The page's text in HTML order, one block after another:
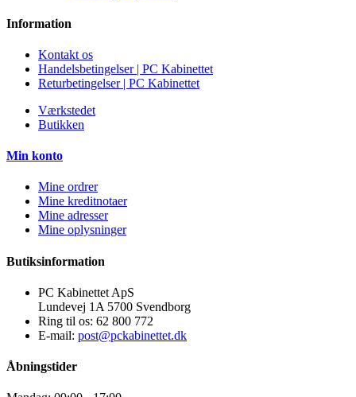
Information
Kontakt os
Handelsbetingelser | PC Kabinettet
Returbetingelser | PC Kabinettet
Værkstedet
Butikken
Min konto
Mine ordrer
Mine kreditnotaer
Mine adresser
Mine oplysninger
Butiksinformation
PC Kabinettet ApS
Lundevej 1A 5700 Svendborg
Ring til os: 62 800 772
E-mail: post@pckabinettet.dk
Åbningstider